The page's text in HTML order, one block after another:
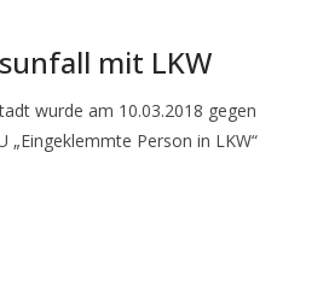
mit LKW
wurde am 10.03.2018 gegen
„Eingeklemmte Person in LKW“